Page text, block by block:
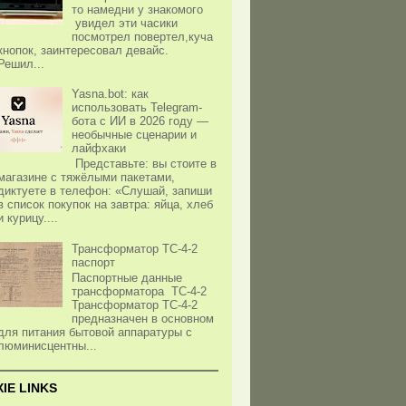
то намедни у знакомого
увидел эти часики
посмотрел повертел,куча
заинтересовал девайс.
Yasna.bot: как
использовать Telegram-
бота с ИИ в 2026 году —
необычные сценарии и
лайфхаки
Представьте: вы стоите в
с тяжёлыми пакетами,
в телефон: «Слушай, запиши
список покупок на завтра: яйца, хлеб
курицу....
Трансформатор ТС-4-2
паспорт
Паспортные данные
трансформатора ТС-4-2
Трансформатор ТС-4-2
предназначен в основном
питания бытовой аппаратуры с
LINKS